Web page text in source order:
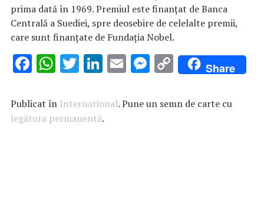
prima dată în 1969. Premiul este finanţat de Banca
Centrală a Suediei, spre deosebire de celelalte premii,
care sunt finanţate de Fundaţia Nobel.
F
e
b
W
at
s
T
it
te
Li
k
e
E
ai
M
se
C
o
p
Share
Publicat în International. Pune un semn de carte cu
legătura permanentă.